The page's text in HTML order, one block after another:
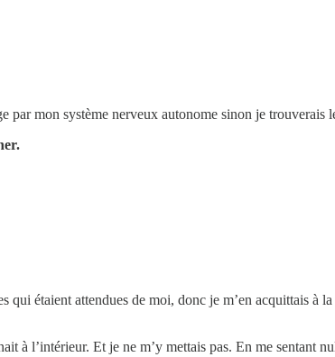
mon système nerveux autonome sinon je trouverais
qui étaient attendues de moi, donc je m’en acquittais à
à l’intérieur. Et je ne m’y mettais pas. En me sentant